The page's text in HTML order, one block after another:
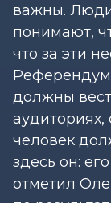
важны. Люди
понимают,
что за эти
должны
человек
здесь он:
отметил